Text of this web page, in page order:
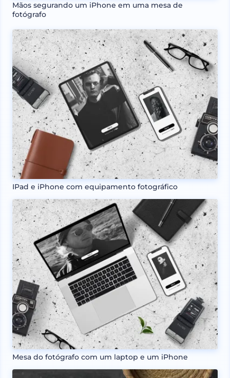
Mãos segurando um iPhone em uma mesa de
fotógrafo
IPad e iPhone com equipamento fotográfico
Mesa do fotógrafo com um laptop e um iPhone